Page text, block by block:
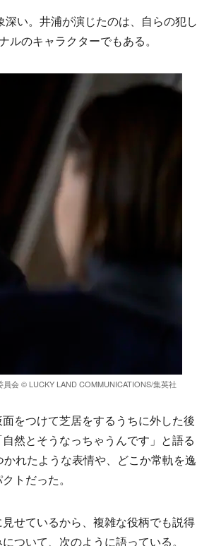
い。井浦が演じたのは、自らの犯し
ルのキャラクターでもある。
会 © LUCKY LAND COMMUNICATIONS/集英社
をつけて芝居をするうちに外した後
然とそうなっちゃうんです」と語る
れたような表情や、どこか常軌を逸
トだった。
せているから、複雑な役柄でも説得
ついて、次のように語っている。